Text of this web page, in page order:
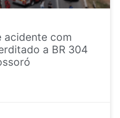
acidente com
a BR 304